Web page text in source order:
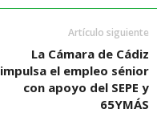
Artículo siguiente
La Cámara de Cádiz
impulsa el empleo sénior
con apoyo del SEPE y
65YMÁS